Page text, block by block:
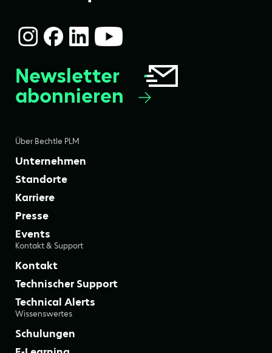
Über Bechtle PLM
Unternehmen
Standorte
Karriere
Presse
Events
Kontakt & Support
Kontakt
Technischer Support
Technical Alerts
Wissenswertes
Schulungen
Newsletter
abonnieren